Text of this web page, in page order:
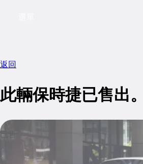
返回
此輛保時捷已售出。
已售